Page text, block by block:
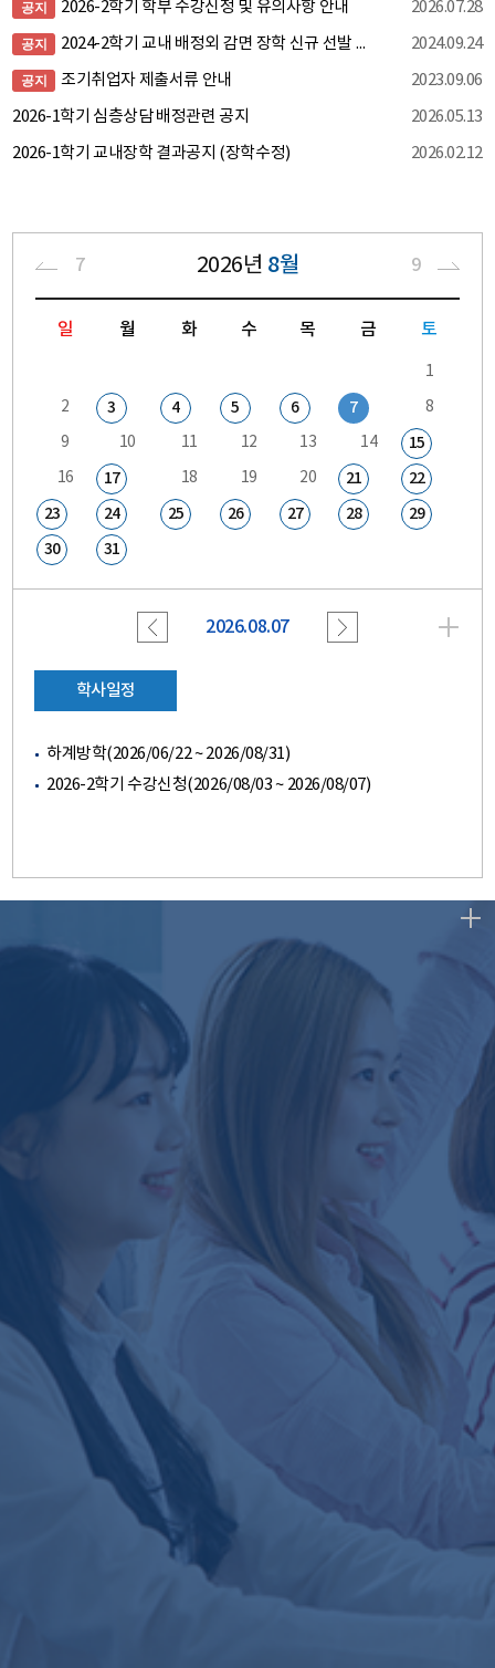
공지 2026-2학기 학부 수강신청 및 유의사항 안내 2026.07.28
공지 2024-2학기 교내 배정외 감면 장학 신규 선발 계획 안내(국가유공/북한이탈/장애학생/가족장학/6.25참전손자녀)_ 10.11.(금)까지 신청_ 2024.09.24
공지 조기취업자 제출서류 안내
2023.09.06
2026-1학기 심층상담 배정관련 공지
2026.05.13
2026-1학기 교내장학 결과공지 (장학수정)
2026.02.12
2026년 8월
7 9
일 월 화 수 목 금 토
1
2
3 4 5 6 7
8
9
10 11 12 13 14 15
16 17 18 19 20 21
22
23
24 25 26 27 28
29
30
31
2026.08.07
학사일정
하계방학(2026/06/22 ~ 2026/08/31)
2026-2학기 수강신청(2026/08/03 ~ 2026/08/07)
뉴스&이슈
국립창원대, ‘학생 주도 전공 소개·탐색 영상 공모전’ 성공 개최!
2025.07.29